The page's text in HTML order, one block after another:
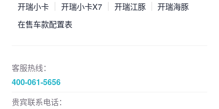
开瑞小卡 开瑞小卡X7 开瑞江豚
开瑞海豚
在售车款配置表
客服热线：
400-061-5656
贵宾联系电话：